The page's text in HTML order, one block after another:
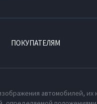
ПОКУПАТЕЛЯМ
автомобилей,